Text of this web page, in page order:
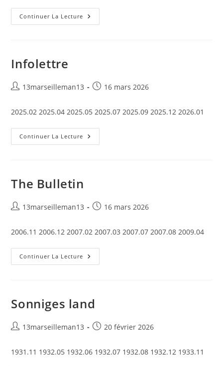
Continuer La Lecture La
Vie
Infolettre
Auteur/autrice
la
publication :
13marseilleman13
Publication
16 mars 2026
2025.02 2025.04 2025.05 2025.07 2025.09 2025.12 2026.01
Continuer La Lecture Infolettre
The Bulletin
Auteur/autrice
la
publication :
13marseilleman13
Publication
16 mars 2026
2006.11 2006.12 2007.02 2007.03 2007.07 2007.08 2009.04
Continuer La Lecture The
Bulletin
Sonniges land
Auteur/autrice
la
publication :
13marseilleman13
Publication
20 février 2026
1931.11 1932.05 1932.06 1932.07 1932.08 1932.12 1933.11